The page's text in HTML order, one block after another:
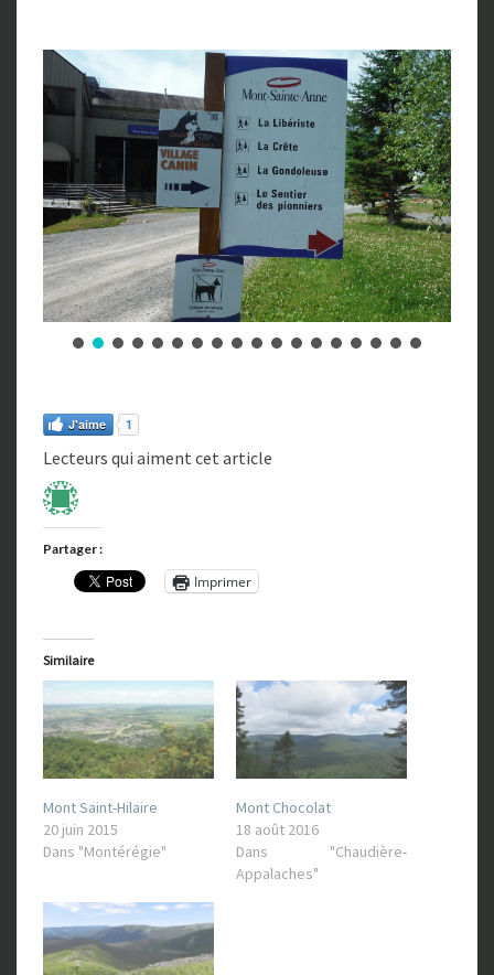
J'aime 1
Lecteurs qui aiment cet article
Partager :
Imprimer
Similaire
Mont Saint-Hilaire
20 juin 2015
Dans "Montérégie"
Mont Chocolat
18 août 2016
Dans "Chaudière-
Appalaches"